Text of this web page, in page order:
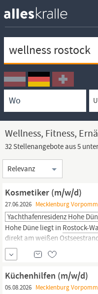
Ortssuche
Umkreissuche
Arbeitsform
Wellness, Fitness,
32 Stellenangebote aus 5
Sortierung
Kosmetiker (m/w/d)
27.06.2026 Mecklenburg
Yachthafenresidenz Hohe
Hohe Düne liegt in Rostock-
direkt am weißen
Yachthafen Hohe Düne mit
Hohe Düne erwartet Sie das
Zimmern und Suiten, dem
Bars und Restaurants, einer
Küchenhilfen (m/w/d)
05.08.2026 Mecklenburg